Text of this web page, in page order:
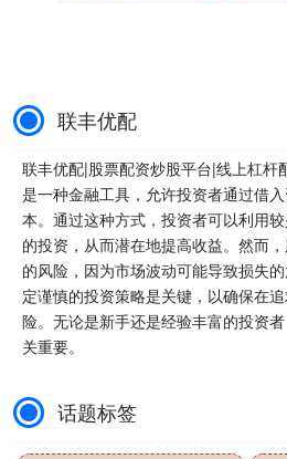
联丰优配
联丰优配|股票配资炒股平台|线上杠杆
是一种金融工具，允许投资者通过借
本。通过这种方式，投资者可以利用
的投资，从而潜在地提高收益。然而
的风险，因为市场波动可能导致损失
定谨慎的投资策略是关键，以确保在
险。无论是新手还是经验丰富的投资
关重要。
话题标签